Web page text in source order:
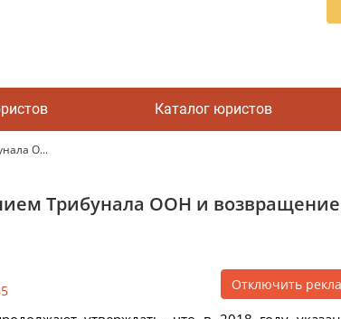
Каталог юристов
О...
Трибунала ООН и
Отключить